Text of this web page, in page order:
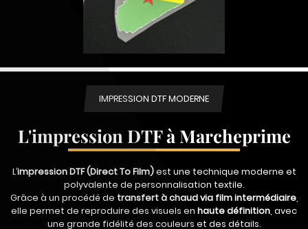
IMPRESSION DTF MODERNE
L'impression DTF à Marcheprime
L’impression DTF (Direct To Film)est une technique moderne et
polyvalente de personnalisation textile.
Grâce à un procédé de transfert à chaud via film intermédiaire,
elle permet de reproduire des visuels en haute définition , avec
une grande fidélité des couleurs et des détails.